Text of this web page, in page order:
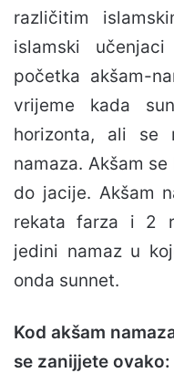
različitim
islamski
početka akšam-
vrijeme kada
horizonta, ali se
namaza. Akšam
do jacije. Akšam
rekata farza i 2
jedini namaz u
onda sunnet.
Kod akšam
se zanijjete ovako: